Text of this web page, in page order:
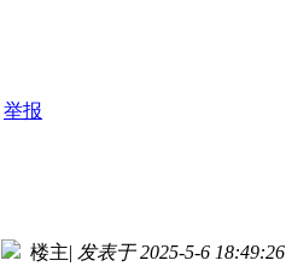
举报
楼主| 发表于 2025-5-6 18:49:26